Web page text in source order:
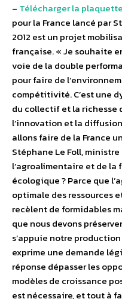
– Télécharger la plaquette
pour la France lancé par
2012 est un projet
française. « Je souhaite
voie de la double
pour faire de
compétitivité. C’est une
du collectif et la richesse
l’innovation et la
allons faire de la France
Stéphane Le Foll,
l’agroalimentaire et de
écologique ? Parce que
optimale des ressources
recèlent de formidables
que nous devons
s’appuie notre
exprime une demande
réponse dépasser les
modèles de croissance
est nécessaire, et tout à